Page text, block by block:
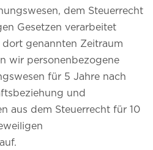
dem Steuerrecht
Gesetzen verarbeitet
genannten Zeitraum
wir personenbezogene
für 5 Jahre nach
und
aus dem Steuerrecht für 10